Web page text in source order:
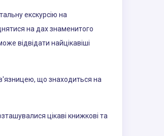
екскурсію на
на дах знаменитого
відвідати найцікавіші
що знаходиться на
цікаві книжкові та